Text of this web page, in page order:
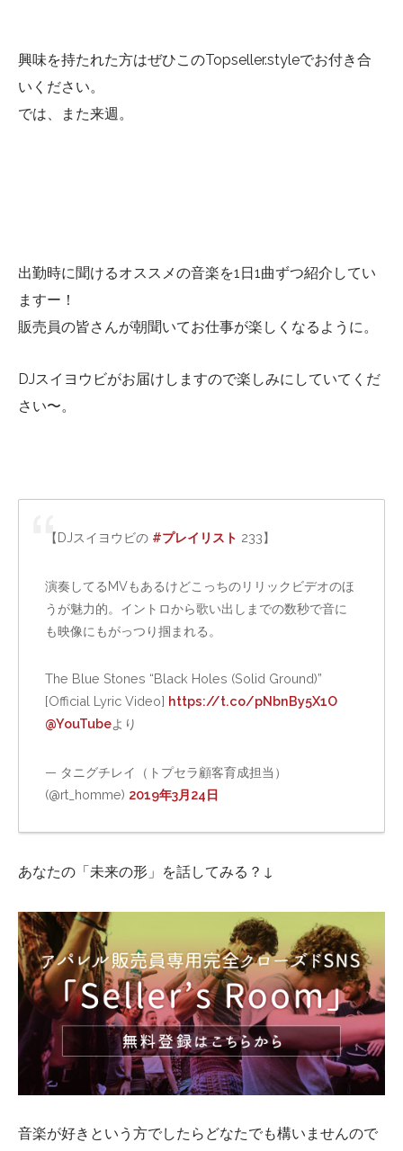
興味を持たれた方はぜひこのTopseller.styleでお付き合
いください。
では、また来週。
出勤時に聞けるオススメの音楽を1日1曲ずつ紹介してい
ますー！
販売員の皆さんが朝聞いてお仕事が楽しくなるように。
DJスイヨウビがお届けしますので楽しみにしていてくだ
さい〜。
【DJスイヨウビの #プレイリスト 233】
演奏してるMVもあるけどこっちのリリックビデオのほ
うが魅力的。イントロから歌い出しまでの数秒で音に
も映像にもがっつり掴まれる。
The Blue Stones “Black Holes (Solid Ground)”
[Official Lyric Video] https://t.co/pNbnBy5X1O
@YouTubeより
— タニグチレイ（トプセラ顧客育成担当）
(@rt_homme) 2019年3月24日
あなたの「未来の形」を話してみる？↓
音楽が好きという方でしたらどなたでも構いませんので